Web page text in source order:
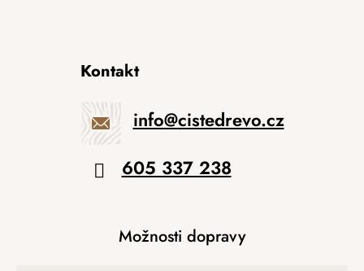
Kontakt
info@cistedrevo.cz
605 337 238
Možnosti dopravy